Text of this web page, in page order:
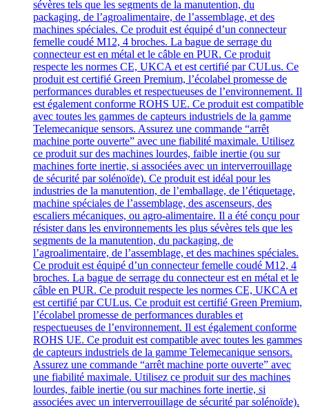
sévères tels que les segments de la manutention, du
packaging, de l’agroalimentaire, de l’assemblage, et des
machines spéciales. Ce produit est équipé d’un connecteur
femelle coudé M12, 4 broches. La bague de serrage du
connecteur est en métal et le câble en PUR. Ce produit
respecte les normes CE, UKCA et est certifié par CULus. Ce
produit est certifié Green Premium, l’écolabel promesse de
performances durables et respectueuses de l’environnement. Il
est également conforme ROHS UE. Ce produit est compatible
avec toutes les gammes de capteurs industriels de la gamme
Telemecanique sensors. Assurez une commande “arrêt
machine porte ouverte” avec une fiabilité maximale. Utilisez
ce produit sur des machines lourdes, faible inertie (ou sur
machines forte inertie, si associées avec un interverrouillage
de sécurité par solénoïde). Ce produit est idéal pour les
industries de la manutention, de l’emballage, de l’étiquetage,
machine spéciales de l’assemblage, des ascenseurs, des
escaliers mécaniques, ou agro-alimentaire. Il a été conçu pour
résister dans les environnements les plus sévères tels que les
segments de la manutention, du packaging, de
l’agroalimentaire, de l’assemblage, et des machines spéciales.
Ce produit est équipé d’un connecteur femelle coudé M12, 4
broches. La bague de serrage du connecteur est en métal et le
câble en PUR. Ce produit respecte les normes CE, UKCA et
est certifié par CULus. Ce produit est certifié Green Premium,
l’écolabel promesse de performances durables et
respectueuses de l’environnement. Il est également conforme
ROHS UE. Ce produit est compatible avec toutes les gammes
de capteurs industriels de la gamme Telemecanique sensors.
Assurez une commande “arrêt machine porte ouverte” avec
une fiabilité maximale. Utilisez ce produit sur des machines
lourdes, faible inertie (ou sur machines forte inertie, si
associées avec un interverrouillage de sécurité par solénoïde).